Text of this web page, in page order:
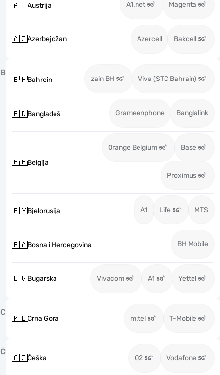
🇦🇹Austrija A1.net Magenta
🇦🇿Azerbejdžan Azercell Bakcell
B
🇧🇭Bahrein zain BH Viva (STC Bahrain)
🇧🇩Bangladeš Grameenphone Banglalink
🇧🇪Belgija
Orange Belgium Base
Proximus
🇧🇾Bjelorusija A1 Life MTS
🇧🇦Bosna i Hercegovina BH Mobile
🇧🇬Bugarska Vivacom A1 Yettel
C
🇲🇪Crna Gora m:tel T-Mobile
Č
🇨🇿Češka O2 Vodafone